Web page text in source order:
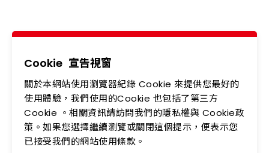
關於我們
最新消息
產品專區
投資人專區
企業永續
會員中心
聯絡我們
人力資源
隱私權政策
Cookie 宣告視窗
關於本網站使用瀏覽器紀錄 Cookie 來提供您最好的
使用體驗，我們使用的Cookie 也包括了第三方
Cookie 。相關資訊請訪問我們的隱私權與 Cookie政
策。如果您選擇繼續瀏覽或關閉這個提示，便表示您
已接受我們的網站使用條款。